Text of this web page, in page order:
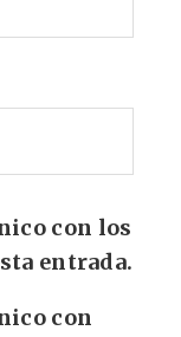
con los
entrada.
con